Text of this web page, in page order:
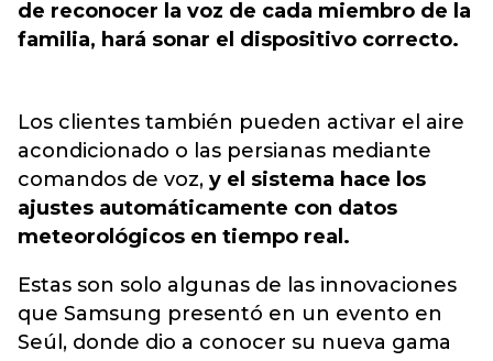
de reconocer la voz de cada miembro de la
familia, hará sonar el dispositivo correcto.
Los clientes también pueden activar el aire
acondicionado o las persianas mediante
comandos de voz, y el sistema hace los
ajustes automáticamente con datos
meteorológicos en tiempo real.
Estas son solo algunas de las innovaciones
que Samsung presentó en un evento en
Seúl, donde dio a conocer su nueva gama